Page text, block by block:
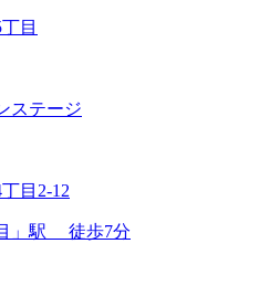
目
ステージ
目2-12
」駅 徒歩7分